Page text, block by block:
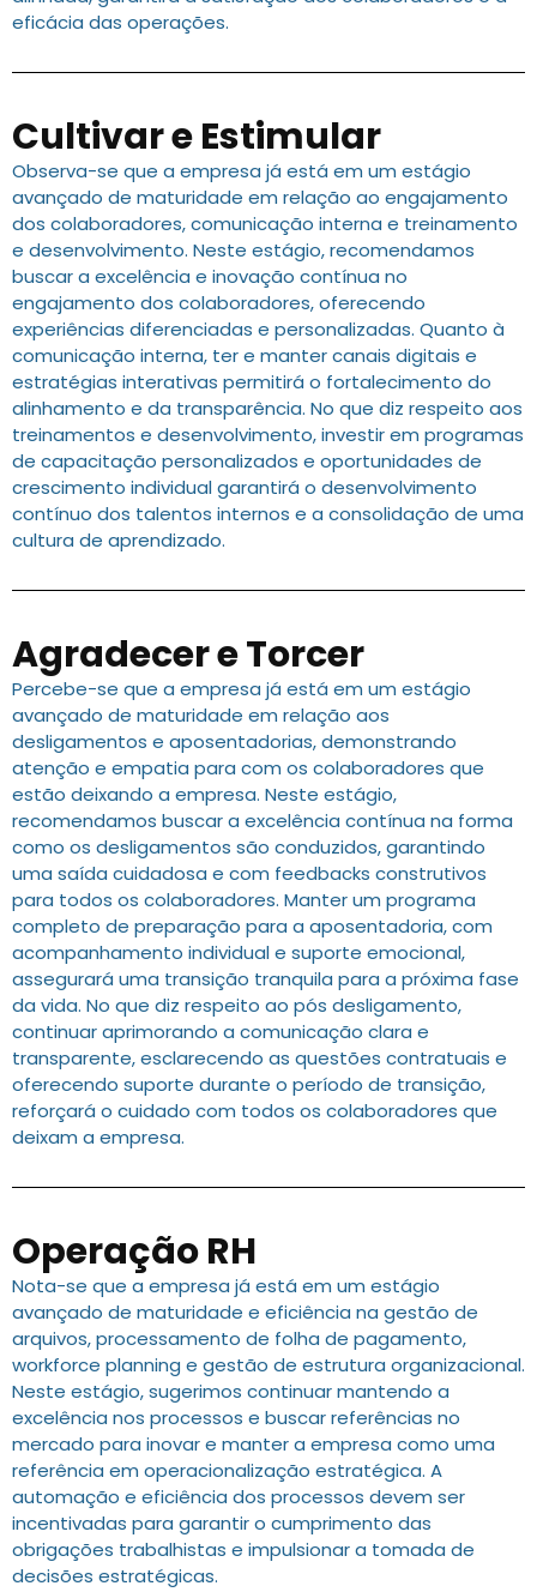
eficácia das operações.
Cultivar e Estimular
Observa-se que a empresa já está em um estágio
avançado de maturidade em relação ao engajamento
dos colaboradores, comunicação interna e treinamento
e desenvolvimento. Neste estágio, recomendamos
buscar a excelência e inovação contínua no
engajamento dos colaboradores, oferecendo
experiências diferenciadas e personalizadas. Quanto à
comunicação interna, ter e manter canais digitais e
estratégias interativas permitirá o fortalecimento do
alinhamento e da transparência. No que diz respeito aos
treinamentos e desenvolvimento, investir em programas
de capacitação personalizados e oportunidades de
crescimento individual garantirá o desenvolvimento
contínuo dos talentos internos e a consolidação de uma
cultura de aprendizado.
Agradecer e Torcer
Percebe-se que a empresa já está em um estágio
avançado de maturidade em relação aos
desligamentos e aposentadorias, demonstrando
atenção e empatia para com os colaboradores que
estão deixando a empresa. Neste estágio,
recomendamos buscar a excelência contínua na forma
como os desligamentos são conduzidos, garantindo
uma saída cuidadosa e com feedbacks construtivos
para todos os colaboradores. Manter um programa
completo de preparação para a aposentadoria, com
acompanhamento individual e suporte emocional,
assegurará uma transição tranquila para a próxima fase
da vida. No que diz respeito ao pós desligamento,
continuar aprimorando a comunicação clara e
transparente, esclarecendo as questões contratuais e
oferecendo suporte durante o período de transição,
reforçará o cuidado com todos os colaboradores que
deixam a empresa.
Operação RH
Nota-se que a empresa já está em um estágio
avançado de maturidade e eficiência na gestão de
arquivos, processamento de folha de pagamento,
workforce planning e gestão de estrutura organizacional.
Neste estágio, sugerimos continuar mantendo a
excelência nos processos e buscar referências no
mercado para inovar e manter a empresa como uma
referência em operacionalização estratégica. A
automação e eficiência dos processos devem ser
incentivadas para garantir o cumprimento das
obrigações trabalhistas e impulsionar a tomada de
decisões estratégicas.